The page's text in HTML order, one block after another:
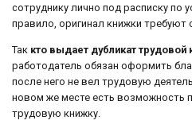
сотруднику лично под расписку по
правило, оригинал книжки требуют
Так кто выдает дубликат трудовой
работодатель обязан оформить
после него не вел трудовую
новом же месте есть возможность
трудовую книжку.